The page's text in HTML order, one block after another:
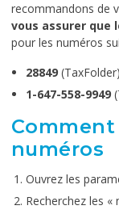
recommandons de
vous assurer que
pour les numéros
28849 (TaxFolder)
1-647-558-9949
numéros
Ouvrez les
Recherchez les